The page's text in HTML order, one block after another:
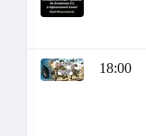
18:00